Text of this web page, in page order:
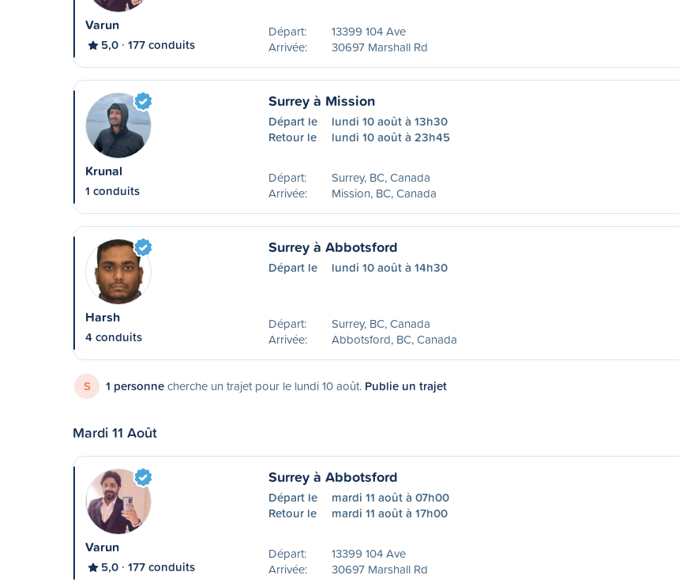
Varun
5,0 177 conduits
Départ:
13399 104 Ave
Arrivée:
30697 Marshall Rd
Krunal
1 conduits
Surrey à Mission
Départ le
lundi 10 août à 13h30
Retour le
lundi 10 août à 23h45
Départ:
Surrey, BC, Canada
Arrivée:
Mission, BC, Canada
Harsh
4 conduits
Surrey à Abbotsford
Départ le lundi 10 août à 14h30
Départ:
Surrey, BC, Canada
Arrivée:
Abbotsford, BC, Canada
S 1 personnecherche un trajet pour le lundi 10 août. Publie un trajet
Mardi 11 Août
Varun
5,0 177 conduits
Surrey à Abbotsford
Départ le
mardi 11 août à 07h00
Retour le
mardi 11 août à 17h00
Départ:
13399 104 Ave
Arrivée:
30697 Marshall Rd